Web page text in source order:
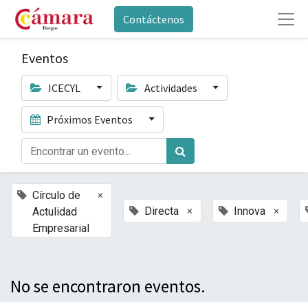
Contáctenos
Eventos
ICECYL Actividades
Próximos Eventos
Círculo de
Actulidad
Empresarial
×
Directa × Innova ×
No se encontraron eventos.